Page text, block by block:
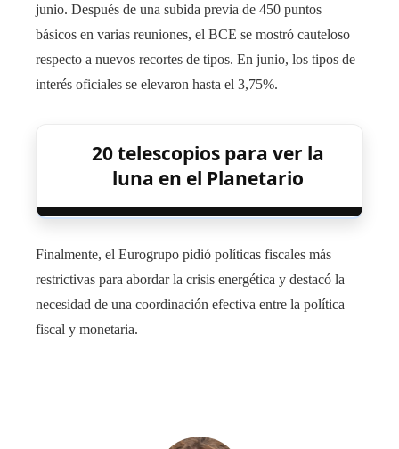
junio. Después de una subida previa de 450 puntos
básicos en varias reuniones, el BCE se mostró cauteloso
respecto a nuevos recortes de tipos. En junio, los tipos de
interés oficiales se elevaron hasta el 3,75%.
20 telescopios para ver la
luna en el Planetario
Finalmente, el Eurogrupo pidió políticas fiscales más
restrictivas para abordar la crisis energética y destacó la
necesidad de una coordinación efectiva entre la política
fiscal y monetaria.